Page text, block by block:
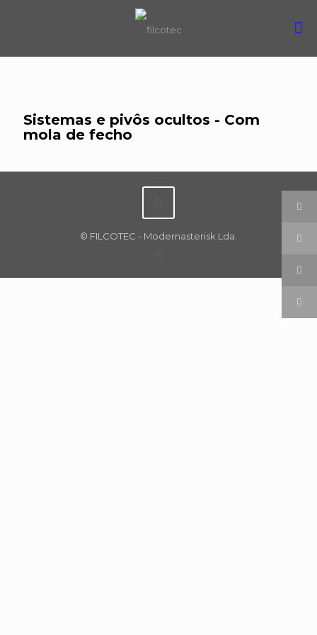
Sistemas e pivôs ocultos - Com
mola de fecho
© FILCOTEC - Modernasterisk Lda.